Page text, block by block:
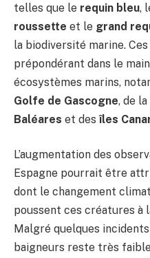
telles que le requin bleu,
roussette et le grand
la biodiversité marine.
prépondérant dans le
écosystèmes marins,
Golfe de Gascogne, de la
Baléares et desîles
L’augmentation des
Espagne pourrait être
dont le changement
poussent ces créatures à
Malgré quelques
baigneurs reste très